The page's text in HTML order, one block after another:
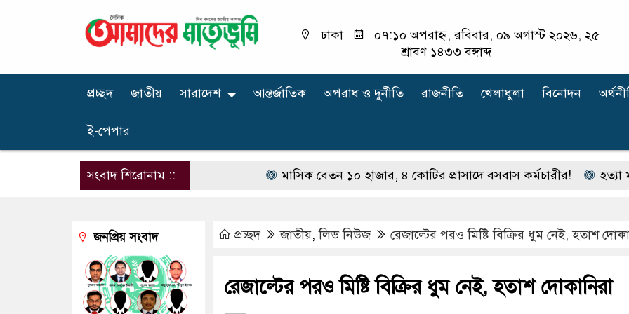
ঢাকা
০৭:১০ অপরাহ্ন, রবিবার, ০৯ অগাস্ট ২০২৬, ২৫
শ্রাবণ ১৪৩৩ বঙ্গাব্দ
প্রচ্ছদ জাতীয় সারাদেশ আন্তর্জাতিক অপরাধ ‍ও দুর্নীতি রাজনীতি খেলাধুলা বিনোদন
ই-পেপার
সংবাদ শিরোনাম :: মাসিক বেতন ১০ হাজার, ৪ কোটির প্রাসাদে বসবাস কর্মচারীর! হত্যা মামলার
প্রচ্ছদ জাতীয়,লিড নিউজ রেজাল্টের পরও মিষ্টি বিক্রির ধুম নেই, হতাশ
রেজাল্টের পরও মিষ্টি বিক্রির ধুম নেই, হতাশ দোকানিরা
জনপ্রিয় সংবাদ